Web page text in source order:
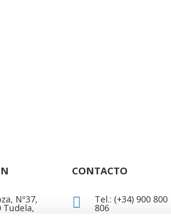
Nº37,
Tudela,
CONTACTO
 Tel.: (+34) 900 800
806